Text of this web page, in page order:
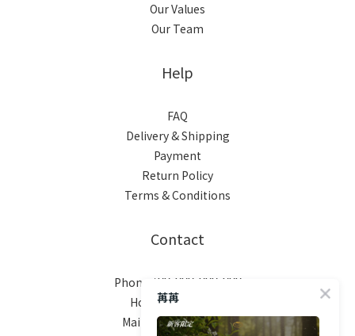
Our Values
Our Team
Help
FAQ
Delivery & Shipping
Payment
Return Policy
Terms & Conditions
Contact
Phone / XX-XXX-XXX-XXX
Hours / XXXX-XXXX
Mail / XXX@XXXX.COM
苒苒